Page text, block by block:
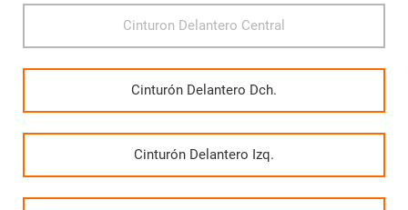
Cinturon Delantero Central
Cinturón Delantero Dch.
Cinturón Delantero Izq.